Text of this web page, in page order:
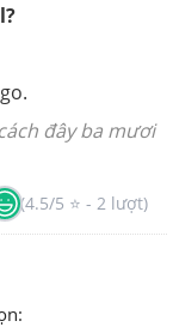
đây ba mươi
(4.5/5 ⭐ - 2 lượt)